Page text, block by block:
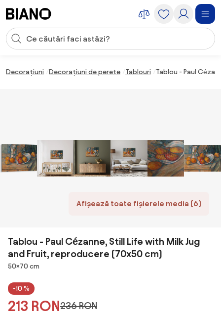
Introducerea căutării
Decorațiuni Decorațiuni de perete Tablouri Tablou - Paul
Afișează toate fișierele media (6)
Tablou - Paul Cézanne, Still Life with Milk Jug
and Fruit, reproducere (70x50 cm)
Dimensiuni
50×70 cm
-10 %
213 RON236 RON